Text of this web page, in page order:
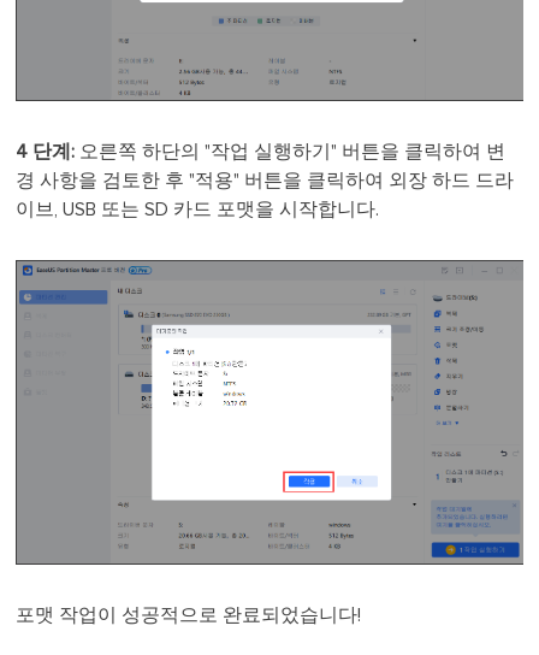
4 단계: 오른쪽 하단의 "작업 실행하기" 버튼을 클릭하여 변
경 사항을 검토한 후 "적용" 버튼을 클릭하여 외장 하드 드라
이브, USB 또는 SD 카드 포맷을 시작합니다.
포맷 작업이 성공적으로 완료되었습니다!